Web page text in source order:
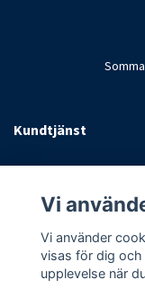
Kundtjänst
Vi
Vi använder
visas för dig
upplevelse när